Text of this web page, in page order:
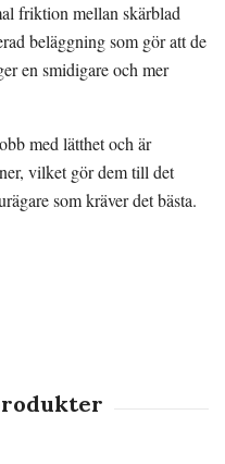
friktion mellan skärblad
beläggning som gör att de
en smidigare och mer
med lätthet och är
vilket gör dem till det
som kräver det bästa.